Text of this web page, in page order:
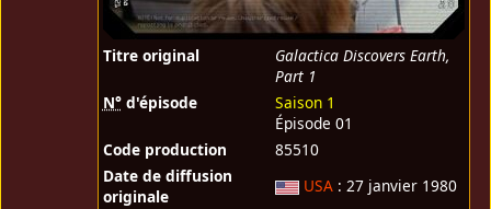
Titre original
Galactica Discovers Earth,
Part 1
N°d'épisode
Saison 1
Épisode 01
Code production
85510
Date de diffusion
originale
USA: 27 janvier 1980